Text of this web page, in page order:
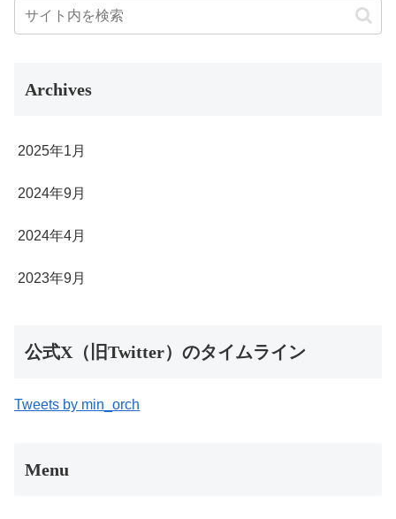
Archives
2025年1月
2024年9月
2024年4月
2023年9月
公式X（旧Twitter）のタイムライン
Tweets by min_orch
Menu